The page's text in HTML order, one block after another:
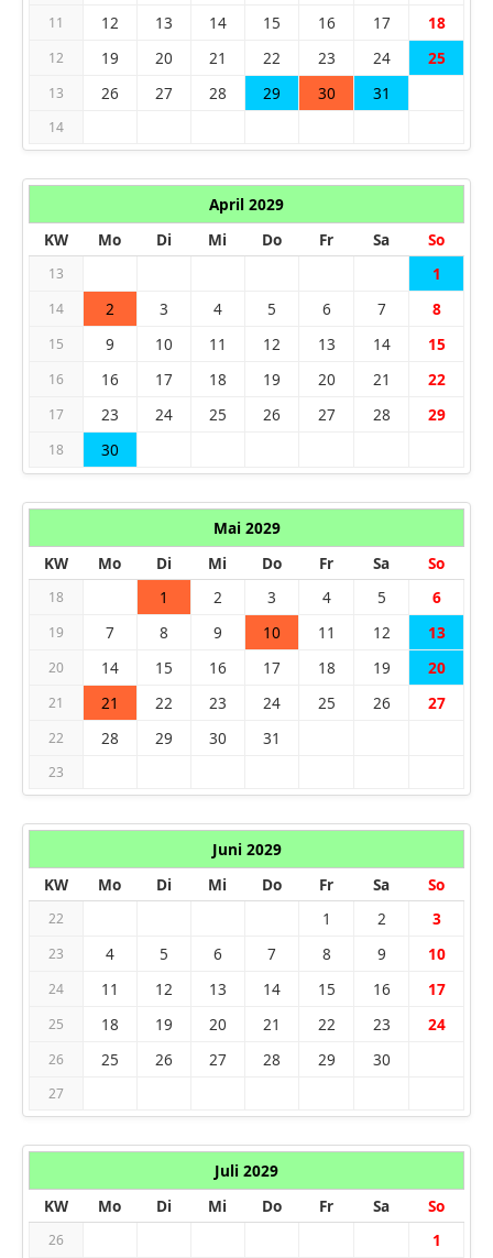
11 12 13 14 15 16 17 18
12 19 20 21 22 23 24 25
13 26 27 28 29 30 31
14
April 2029
KW
Mo Di Mi Do Fr Sa So
13 1
14 2 3 4 5 6 7 8
15 9 10 11 12 13 14 15
16 16 17 18 19 20 21 22
17 23 24 25 26 27 28 29
18 30
Mai 2029
KW
Mo Di Mi Do Fr Sa So
18 1 2 3 4 5 6
19 7 8 9 10 11 12 13
20 14 15 16 17 18 19 20
21 21 22 23 24 25 26 27
22 28 29 30 31
23
Juni 2029
KW
Mo Di Mi Do Fr Sa So
22 1 2 3
23 4 5 6 7 8 9 10
24 11 12 13 14 15 16 17
25 18 19 20 21 22 23 24
26 25 26 27 28 29 30
27
Juli 2029
KW
Mo Di Mi Do Fr Sa So
26 1